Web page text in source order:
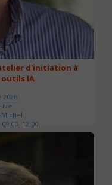
d'initiation à
outils IA
Michel
12:00
: 2